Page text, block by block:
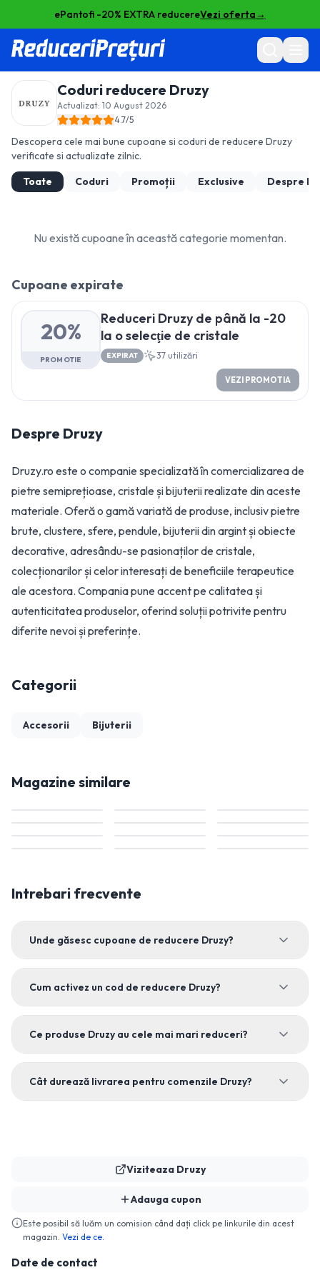
ePantofi -20% EXTRA reducereVezi oferta→
Viziteaza Druzy
Adauga cupon
Este posibil să luăm un comision când dați click pe linkurile din acest
magazin. Vezi de ce.
Date de contact
Coduri reducere Druzy
Actualizat: 10 August 2026
4.7/5
Descopera cele mai bune cupoane si coduri de reducere Druzy
verificate si actualizate zilnic.
Toate
Coduri Promoții Exclusive Despre
Nu există cupoane în această categorie momentan.
Cupoane expirate
20%
PROMOTIE
Reduceri Druzy de până la -20
la o selecţie de cristale
EXPIRAT 37 utilizări
VEZI PROMOTIA
Despre Druzy
Druzy.ro este o companie specializată în comercializarea de
pietre semiprețioase, cristale și bijuterii realizate din aceste
materiale. Oferă o gamă variată de produse, inclusiv pietre
brute, clustere, sfere, pendule, bijuterii din argint și obiecte
decorative, adresându-se pasionaților de cristale,
colecționarilor și celor interesați de beneficiile terapeutice
ale acestora. Compania pune accent pe calitatea și
autenticitatea produselor, oferind soluții potrivite pentru
diferite nevoi și preferințe.
Categorii
Accesorii Bijuterii
Magazine similare
Intrebari frecvente
Unde găsesc cupoane de reducere Druzy?
Cum activez un cod de reducere Druzy?
Ce produse Druzy au cele mai mari reduceri?
Cât durează livrarea pentru comenzile Druzy?